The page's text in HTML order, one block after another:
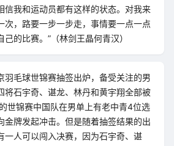
信我和运动员都有这样的状态。对我来
次，路要一步一步走，事情要一点一点
的比赛。”（林剑王晶何青汉）
羽毛球世锦赛抽签出炉，备受关注的男
将石宇奇、谌龙、林丹和黄宇翔全部被
世锦赛中国队在男单上有老中青4位选
金牌发起冲击。但是随着抽签结果的出
一人可以闯入决赛，因为石宇奇、谌